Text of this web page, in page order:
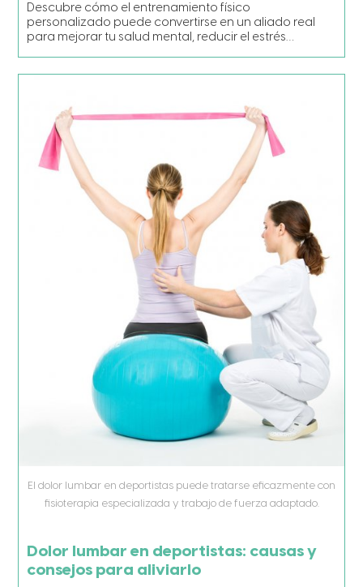
Descubre cómo el entrenamiento físico
personalizado puede convertirse en un aliado real
para mejorar tu salud mental, reducir el estrés…
El dolor lumbar en deportistas puede tratarse eficazmente con
fisioterapia especializada y trabajo de fuerza adaptado.
Dolor lumbar en deportistas: causas y
consejos para aliviarlo